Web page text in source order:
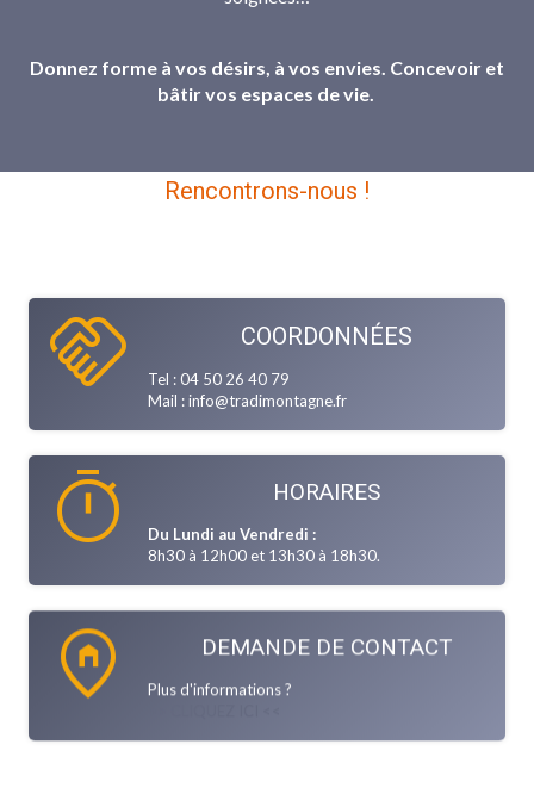
Donnez forme à vos désirs, à vos envies. Concevoir et
bâtir vos espaces de vie.
Rencontrons-nous !
handshake COORDONNÉES
Tel : 04 50 26 40 79
Mail : info@tradimontagne.fr
timer HORAIRES
Du Lundi au Vendredi :
8h30 à 12h00 et 13h30 à 18h30.
home_pin DEMANDE DE CONTACT
Plus d'informations ?